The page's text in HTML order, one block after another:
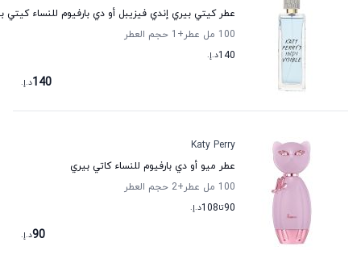
عطر كيتي بيري إندي فيزيبل أو دي بارفيوم للنساء كيتي
100 مل عطر
+1
حجم العطر
140د.إ.
140د.إ.
Katy Perry
عطر ميو أو دي بارفيوم للنساء كاتي بيري
100 مل عطر
+2
حجم العطر
90تا108د.إ.
90د.إ.